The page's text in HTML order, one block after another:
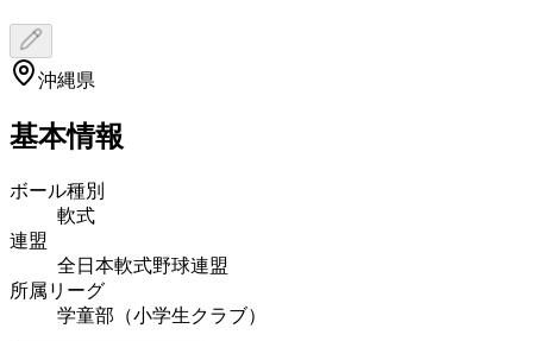
沖縄県
基本情報
ボール種別
軟式
連盟
全日本軟式野球連盟
所属リーグ
学童部（小学生クラブ）